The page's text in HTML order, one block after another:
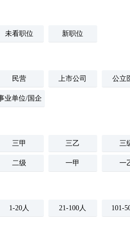
未看职位 新职位
民营 上市公司 公立
业单位/国企
三甲 三乙 三
二级 一甲 一
1-20人 21-100人 101-